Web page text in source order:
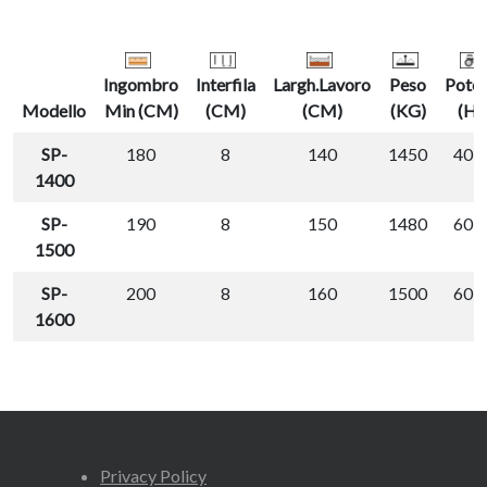
Modello
Ingombro
Min (CM)
Interfila
(CM)
Largh.Lavoro
(CM)
Peso
(KG)
SP-
1400
180 8 140 1450 40-
SP-
1500
190 8 150 1480 60-
SP-
1600
200 8 160 1500 60-
Privacy Policy